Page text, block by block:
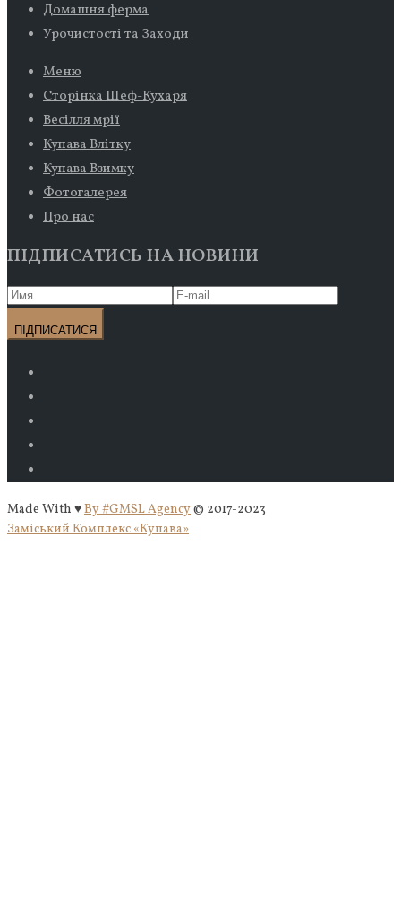
Домашня ферма
Урочистості та Заходи
Меню
Сторінка Шеф-Кухаря
Весілля мрії
Купава Влітку
Купава Взимку
Фотогалерея
Про нас
ПІДПИСАТИСЬ НА НОВИНИ
Made With ♥By #GMSL Agency© 2017-2023
Заміський Комплекс «Купава»